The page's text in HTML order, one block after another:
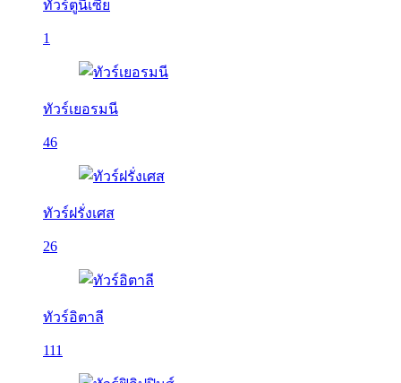
ทัวร์ตูนีเซีย
1
ทัวร์เยอรมนี
46
ทัวร์ฝรั่งเศส
26
ทัวร์อิตาลี
111